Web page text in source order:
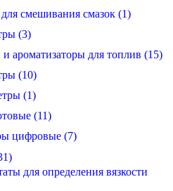
смешивания смазок (1)
(3)
и ароматизаторы для топлив (15)
(10)
(1)
(11)
цифровые (7)
для определения вязкости